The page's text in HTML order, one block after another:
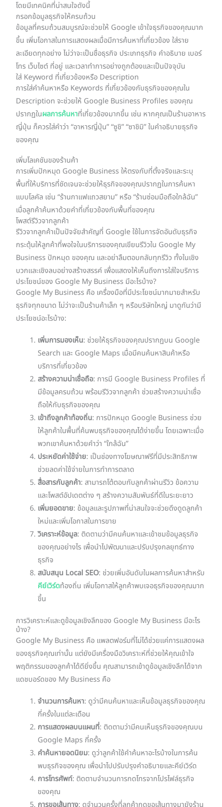
โดยมีเทคนิคที่น่าสนใจดังนี้
กรอกข้อมูลธุรกิจให้ครบถ้วน
ข้อมูลที่ครบถ้วนสมบูรณ์จะช่วยให้ Google เข้าใจธุรกิจของคุณมาก
ขึ้น เพิ่มโอกาสในการแสดงผลเมื่อมีการค้นหาที่เกี่ยวข้อง ใส่ราย
ละเอียดทุกอย่าง ไม่ว่าจะเป็นชื่อธุรกิจ ประเภทธุรกิจ คำอธิบาย เบอร์
โทร เว็บไซต์ ที่อยู่ และเวลาทำการอย่างถูกต้องและเป็นปัจจุบัน
ใส่ Keyword ที่เกี่ยวข้องหรือ Description
การใส่คำค้นหาหรือ Keywords ที่เกี่ยวข้องกับธุรกิจของคุณใน
Description จะช่วยให้ Google Business Profiles ของคุณ
ปรากฏในผลการค้นหาที่เกี่ยวข้องมากขึ้น เช่น หากคุณเป็นร้านอาหาร
ญี่ปุ่น ก็ควรใส่คำว่า “อาหารญี่ปุ่น” “ซูชิ” “ซาชิมิ” ในคำอธิบายธุรกิจ
ของคุณ
เพิ่มโลเคชันของร้านค้า
การเพิ่มปักหมุด Google Business ให้ตรงกับที่ตั้งจริงและระบุ
พื้นที่ให้บริการที่ชัดเจนจะช่วยให้ธุรกิจของคุณปรากฏในการค้นหา
แบบโลคัล เช่น “ร้านกาแฟแถวสยาม” หรือ “ร้านซ่อมมือถือใกล้ฉัน”
เมื่อลูกค้าค้นหาด้วยคำที่เกี่ยวข้องกับพื้นที่ของคุณ
โพสต์รีวิวจากลูกค้า
รีวิวจากลูกค้าเป็นปัจจัยสำคัญที่ Google ใช้ในการจัดอันดับธุรกิจ
กระตุ้นให้ลูกค้าที่พอใจในบริการของคุณเขียนรีวิวใน Google My
Business ปักหมุด ของคุณ และอย่าลืมตอบกลับทุกรีวิว ทั้งในเชิง
บวกและเชิงลบอย่างสร้างสรรค์ เพื่อแสดงให้เห็นถึงการใส่ใจบริการ
ประโยชน์ของ Google My Business มีอะไรบ้าง?
Google My Business คือ เครื่องมือที่มีประโยชน์มากมายสำหรับ
ธุรกิจทุกขนาด ไม่ว่าจะเป็นร้านค้าเล็ก ๆ หรือบริษัทใหญ่ มาดูกันว่ามี
ประโยชน์อะไรบ้าง:
เพิ่มการมองเห็น: ช่วยให้ธุรกิจของคุณปรากฏบน Google
Search และ Google Maps เมื่อมีคนค้นหาสินค้าหรือ
บริการที่เกี่ยวข้อง
สร้างความน่าเชื่อถือ: การมี Google Business Profiles ที่
มีข้อมูลครบถ้วน พร้อมรีวิวจากลูกค้า ช่วยสร้างความน่าเชื่อ
ถือให้กับธุรกิจของคุณ
เข้าถึงลูกค้าท้องถิ่น: การปักหมุด Google Business ช่วย
ให้ลูกค้าในพื้นที่ค้นพบธุรกิจของคุณได้ง่ายขึ้น โดยเฉพาะเมื่อ
พวกเขาค้นหาด้วยคำว่า “ใกล้ฉัน”
ประหยัดค่าใช้จ่าย: เป็นช่องทางโฆษณาฟรีที่มีประสิทธิภาพ
ช่วยลดค่าใช้จ่ายในการทำการตลาด
สื่อสารกับลูกค้า: สามารถโต้ตอบกับลูกค้าผ่านรีวิว ข้อความ
และโพสต์อัปเดตต่าง ๆ สร้างความสัมพันธ์ที่ดีในระยะยาว
เพิ่มยอดขาย: ข้อมูลและรูปภาพที่น่าสนใจจะช่วยดึงดูดลูกค้า
ใหม่และเพิ่มโอกาสในการขาย
วิเคราะห์ข้อมูล: ติดตามว่ามีคนค้นหาและเข้าชมข้อมูลธุรกิจ
ของคุณอย่างไร เพื่อนำไปพัฒนาและปรับปรุงกลยุทธ์ทาง
ธุรกิจ
สนับสนุน Local SEO: ช่วยเพิ่มอันดับในผลการค้นหาสำหรับ
คีย์เวิร์ดท้องถิ่น เพิ่มโอกาสให้ลูกค้าพบเจอธุรกิจของคุณมาก
ขึ้น
การวิเคราะห์และดูข้อมูลเชิงลึกของ Google My Business มีอะไร
บ้าง?
Google My Business คือ แพลตฟอร์มที่ไม่ได้ช่วยแค่การแสดงผล
ของธุรกิจคุณเท่านั้น แต่ยังมีเครื่องมือวิเคราะห์ที่ช่วยให้คุณเข้าใจ
พฤติกรรมของลูกค้าได้ดียิ่งขึ้น คุณสามารถเข้าดูข้อมูลเชิงลึกได้จาก
แดชบอร์ดของ My Business คือ
จำนวนการค้นหา: ดูว่ามีคนค้นหาและเห็นข้อมูลธุรกิจของคุณ
กี่ครั้งในแต่ละเดือน
การแสดงผลบนแผนที่: ติดตามว่ามีคนเห็นธุรกิจของคุณบน
Google Maps กี่ครั้ง
คำค้นหายอดนิยม: ดูว่าลูกค้าใช้คำค้นหาอะไรบ้างในการค้น
พบธุรกิจของคุณ เพื่อนำไปปรับปรุงคำอธิบายและคีย์เวิร์ด
การโทรศัพท์: ติดตามจำนวนการกดโทรจากโปรไฟล์ธุรกิจ
ของคุณ